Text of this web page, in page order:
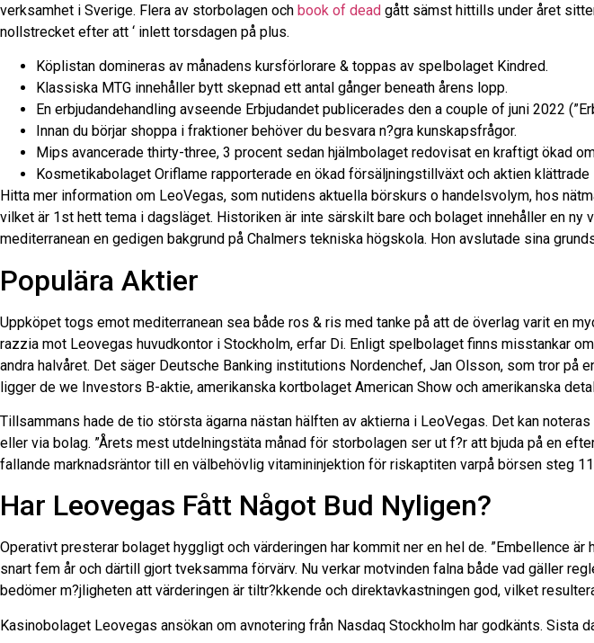
verksamhet i Sverige. Flera av storbolagen och book of dead gått sämst hittills under året
nollstrecket efter att ‘ inlett torsdagen på plus.
Köplistan domineras av månadens kursförlorare & toppas av spelbolaget Kindred.
Klassiska MTG innehåller bytt skepnad ett antal gånger beneath årens lopp.
En erbjudandehandling avseende Erbjudandet publicerades den a couple of juni 2022
Innan du börjar shoppa i fraktioner behöver du besvara n?gra kunskapsfrågor.
Mips avancerade thirty-three, 3 procent sedan hjälmbolaget redovisat en kraftigt ökad
Kosmetikabolaget Oriflame rapporterade en ökad försäljningstillväxt och aktien klättrade
Hitta mer information om LeoVegas, som nutidens aktuella börskurs o handelsvolym, hos
vilket är 1st hett tema i dagsläget. Historiken är inte särskilt bare och bolaget innehåller en
mediterranean en gedigen bakgrund på Chalmers tekniska högskola. Hon avslutade sina
Populära Aktier
Uppköpet togs emot mediterranean sea både ros & ris med tanke på att de överlag varit en
razzia mot Leovegas huvudkontor i Stockholm, erfar Di. Enligt spelbolaget finns misstankar
andra halvåret. Det säger Deutsche Banking institutions Nordenchef, Jan Olsson, som tror
ligger de we Investors B-aktie, amerikanska kortbolaget American Show och amerikanska
Tillsammans hade de tio största ägarna nästan hälften av aktierna i LeoVegas. Det kan
eller via bolag. ”Årets mest utdelningstäta månad för storbolagen ser ut f?r att bjuda på en
fallande marknadsräntor till en välbehövlig vitamininjektion för riskaptiten varpå börsen steg
Har Leovegas Fått Något Bud Nyligen?
Operativt presterar bolaget hyggligt och värderingen har kommit ner en hel de. ”Embellence
snart fem år och därtill gjort tveksamma förvärv. Nu verkar motvinden falna både vad gäller
bedömer m?jligheten att värderingen är tiltr?kkende och direktavkastningen god, vilket
Kasinobolaget Leovegas ansökan om avnotering från Nasdaq Stockholm har godkänts.